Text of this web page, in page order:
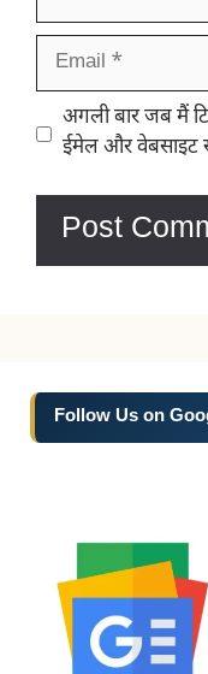
Email
Website
अगली बार जब मैं
ईमेल और वेबसाइट
Follow Us on